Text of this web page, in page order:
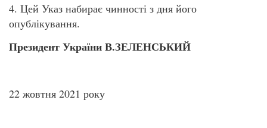
4. Цей Указ набирає чинності з дня його
опублікування.
Президент України В.ЗЕЛЕНСЬКИЙ
22 жовтня 2021 року